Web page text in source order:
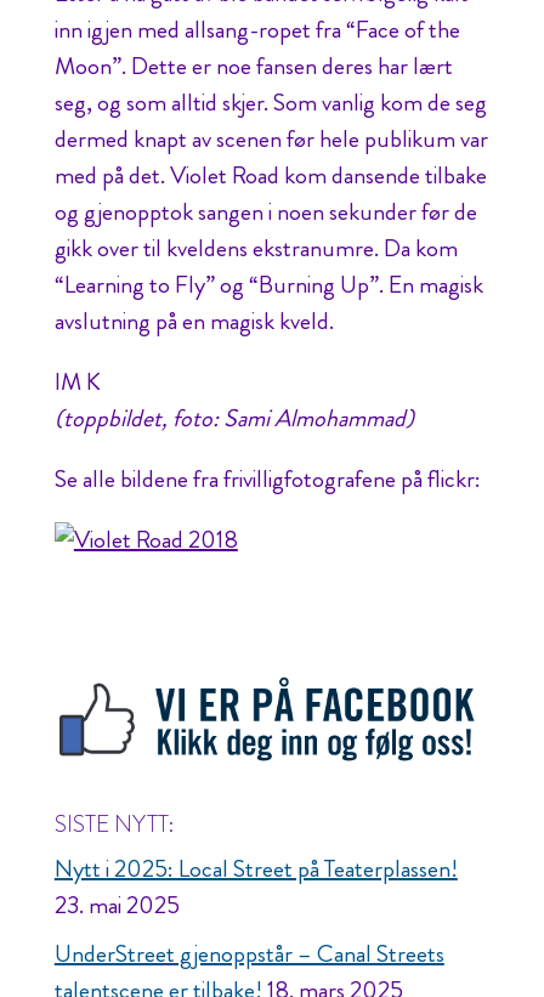
inn igjen med allsang-ropet fra “Face of the
Moon”. Dette er noe fansen deres har lært
seg, og som alltid skjer. Som vanlig kom de seg
dermed knapt av scenen før hele publikum var
med på det. Violet Road kom dansende tilbake
og gjenopptok sangen i noen sekunder før de
gikk over til kveldens ekstranumre. Da kom
“Learning to Fly” og “Burning Up”. En magisk
avslutning på en magisk kveld.
IM K
(toppbildet, foto: Sami Almohammad)
Se alle bildene fra frivilligfotografene på flickr:
SISTE NYTT:
Nytt i 2025: Local Street på Teaterplassen!
23. mai 2025
UnderStreet gjenoppstår – Canal Streets